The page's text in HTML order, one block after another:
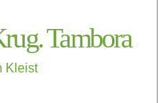
Tambora
Kleist